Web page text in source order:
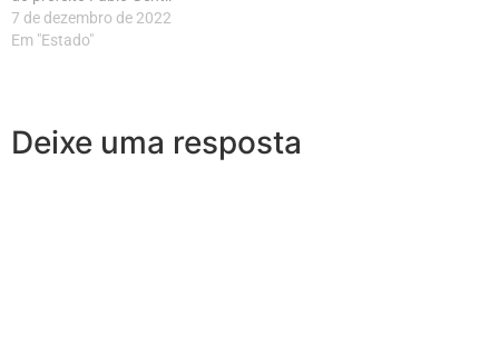
7 de dezembro de 2022
Em "Estado"
Deixe uma resposta